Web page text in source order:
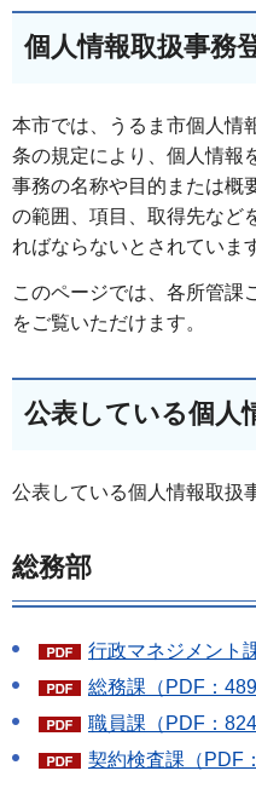
個人情報取扱事務
本市では、うるま市個人情
条の規定により、個人情報
事務の名称や目的または概
の範囲、項目、取得先など
ればならないとされていま
このページでは、各所管課
をご覧いただけます。
公表している個人
公表している個人情報取扱
​総務部
行政マネジメント
総務課（PDF：
職員課（PDF：
契約検査課（PDF